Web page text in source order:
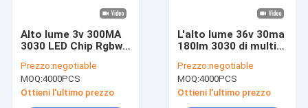
Alto lume 3v 300MA
3030 LED Chip Rgbw
iluminazione pubblica
Prezzo:negotiable
MOQ:4000PCS
Ottieni l'ultimo prezzo
L'alto lume 36v 30ma
180lm 3030 di multi
Chip Rgb For Sports
Lamp
Prezzo:negotiable
MOQ:4000PCS
Ottieni l'ultimo prezzo